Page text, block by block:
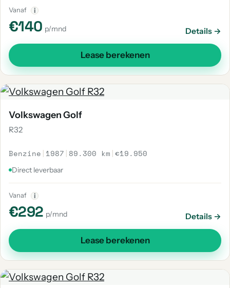
Vanaf i
€140 p/mnd Details →
Lease berekenen
Volkswagen Golf
R32
Benzine | 1987 | 89.300 km |€19.950
Direct leverbaar
Vanaf i
€292 p/mnd Details →
Lease berekenen